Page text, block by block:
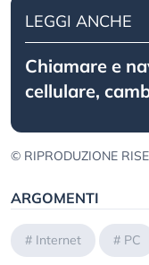
LEGGI ANCHE
Chiamare e
cellulare,
© RIPRODUZIONE
ARGOMENTI
# Internet # PC